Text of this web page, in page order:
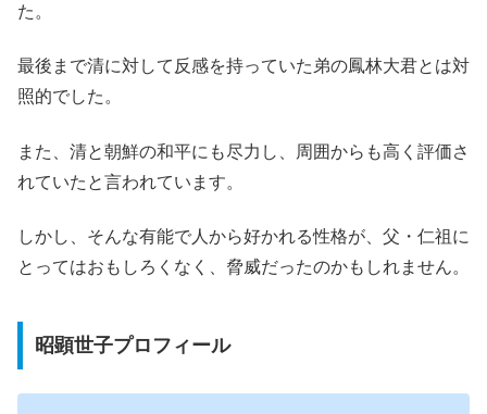
た。
最後まで清に対して反感を持っていた弟の鳳林大君とは対
照的でした。
また、清と朝鮮の和平にも尽力し、周囲からも高く評価さ
れていたと言われています。
しかし、そんな有能で人から好かれる性格が、父・仁祖に
とってはおもしろくなく、脅威だったのかもしれません。
昭顕世子プロフィール